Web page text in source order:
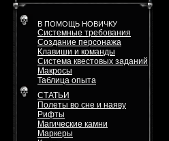
В ПОМОЩЬ НОВИЧКУ
Системные требования
Создание персонажа
Клавиши и команды
Система квестовых заданий
Макросы
Таблица опыта
СТАТЬИ
Полеты во сне и наяву
Рифты
Магические камни
Маркеры